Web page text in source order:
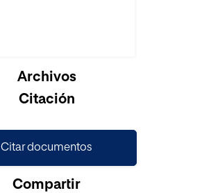
Archivos
Citación
Citar documentos
Compartir